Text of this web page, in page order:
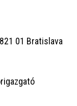
01 Bratislava